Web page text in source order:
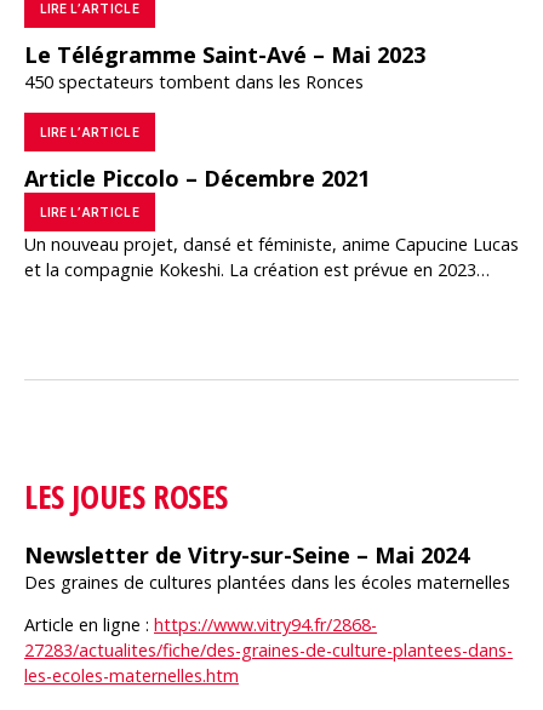
LIRE L’ARTICLE
Le Télégramme Saint-Avé – Mai 2023
450 spectateurs tombent dans les Ronces
LIRE L’ARTICLE
Article Piccolo – Décembre 2021
LIRE L’ARTICLE
Un nouveau projet, dansé et féministe, anime Capucine Lucas
et la compagnie Kokeshi. La création est prévue en 2023…
LES JOUES ROSES
Newsletter de Vitry-sur-Seine – Mai 2024
Des graines de cultures plantées dans les écoles maternelles
Article en ligne : https://www.vitry94.fr/2868-
27283/actualites/fiche/des-graines-de-culture-plantees-dans-
les-ecoles-maternelles.htm